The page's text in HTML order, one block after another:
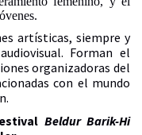
artísticas, siempre y
Forman el
organizadoras del
con el mundo
Beldur Barik-Hi